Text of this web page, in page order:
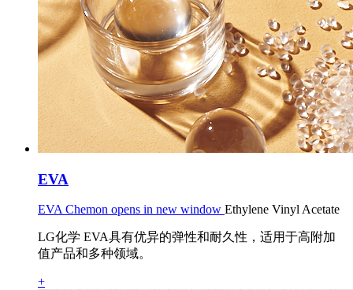
EVA
EVA Chemon opens in new window Ethylene Vinyl Acetate
LG化学 EVA具有优异的弹性和耐久性，适用于高附加
值产品和多种领域。
+